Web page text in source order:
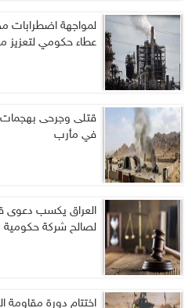
لمواجهة اضطرابات
عطاء حكومي لتعزيز
قتلى وجرحى
في مأرب
العراق يكسب دعوى
لصالح شركة حكومية
اختتام دورة مقاومة